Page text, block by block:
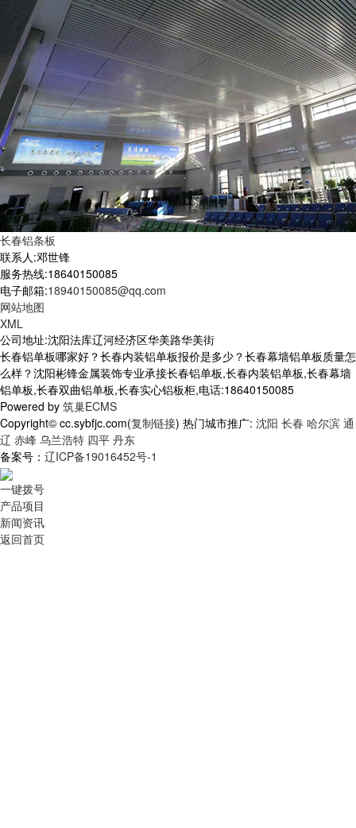
长春铝条板
联系人:邓世锋
服务热线:18640150085
电子邮箱:18940150085@qq.com
网站地图
XML
公司地址:沈阳法库辽河经济区华美路华美街
长春铝单板哪家好？长春内装铝单板报价是多少？长春幕墙铝单板质量怎
么样？沈阳彬锋金属装饰专业承接长春铝单板,长春内装铝单板,长春幕墙
铝单板,长春双曲铝单板,长春实心铝板柜,电话:18640150085
Powered by 筑巢ECMS
Copyright© cc.sybfjc.com(复制链接) 热门城市推广: 沈阳 长春 哈尔滨 通
辽 赤峰 乌兰浩特 四平 丹东
备案号： 辽ICP备19016452号-1
一键拨号
产品项目
新闻资讯
返回首页